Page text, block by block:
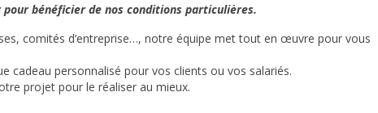
pour bénéficier de nos conditions particulières.
comités d’entreprise…, notre équipe met tout en œuvre pour vous
cadeau personnalisé pour vos clients ou vos salariés.
projet pour le réaliser au mieux.